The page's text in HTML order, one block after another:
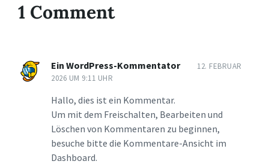
1 Comment
Ein WordPress-Kommentator
12. FEBRUAR
2026 UM 9:11 UHR
Hallo, dies ist ein Kommentar.
Um mit dem Freischalten, Bearbeiten und
Löschen von Kommentaren zu beginnen,
besuche bitte die Kommentare-Ansicht im
Dashboard.